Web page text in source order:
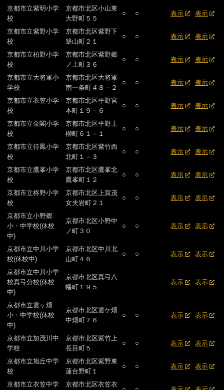
京都市立紫明小学
校
京都市北区小山東
大野町５５
○ ○ 表示 表示
京都市立紫野小学
校
京都市北区紫野下
築山町２１
○ ○ 表示 表示
京都市立柏野小学
校
京都市北区紫野郷
ノ上町３６
○ ○ 表示 表示
京都市立大将軍小
学校
京都市北区大将軍
南一条町４８－２
○ ○ 表示 表示
京都市立衣笠小学
校
京都市北区平野宮
本町１９－６
○ ○ 表示 表示
京都市立金閣小学
校
京都市北区平野上
柳町６１－１
○ ○ 表示 表示
京都市立待鳳小学
校
京都市北区紫竹西
北町１－３
○ ○ 表示 表示
京都市立鷹峯小学
校
京都市北区鷹峯北
鷹峯町１２
○ ○ 表示 表示
京都市立柊野小学
校
京都市北区上賀茂
女夫岩町２１
○ ○ 表示 表示
京都市立小野郷
小・中学校(休校
中)
京都市北区小野中
ノ町３０
○ ○ 表示 表示
京都市立中川小学
校(休校中)
京都市北区中川北
山町４６
○ ○ 表示 表示
京都市立中川小学
校真弓分校(休校
中)
京都市北区真弓八
幡町１９５
表示 表示
京都市立雲ヶ畑
小・中学校(休校
中)
京都市北区雲ケ畑
中畑町７６
○ ○ 表示 表示
京都市立加茂川中
学校
京都市北区紫竹上
長目町５
○ ○ 表示 表示
京都市立旭丘中学
校
京都市北区紫野東
蓮台野町１
○ ○ 表示 表示
京都市立衣笠中学
京都市北区衣笠衣